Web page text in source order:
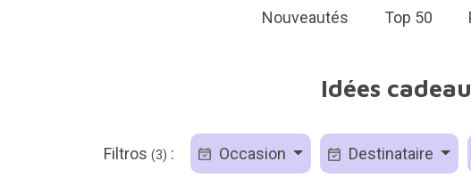
Nouveautés Top 50
Idées
Filtros (3) : Occasion Destinataire